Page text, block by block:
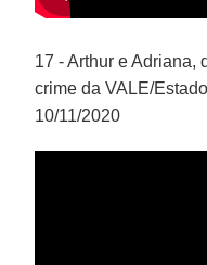
17 - Arthur e Adriana,
crime da VALE/
10/11/2020